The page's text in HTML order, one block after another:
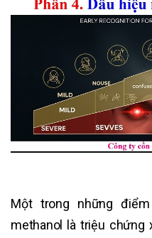
Một trong những
methanol là triệu chứng